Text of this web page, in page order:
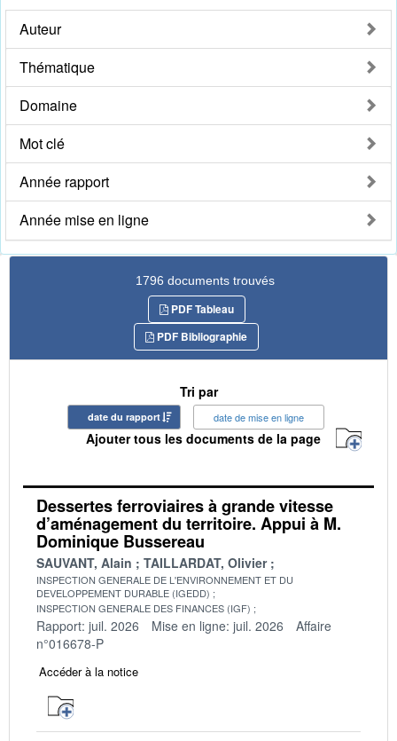
Auteur
Thématique
Domaine
Mot clé
Année rapport
Année mise en ligne
1796 documents trouvés
PDF Tableau
PDF Bibliographie
Tri par
date du rapport date de mise en ligne
Ajouter tous les documents de la page
Dessertes ferroviaires à grande vitesse
d’aménagement du territoire. Appui à M.
Dominique Bussereau
SAUVANT, Alain TAILLARDAT, Olivier
INSPECTION GENERALE DE L'ENVIRONNEMENT ET DU
DEVELOPPEMENT DURABLE (IGEDD)
INSPECTION GENERALE DES FINANCES (IGF)
Rapport: juil. 2026 Mise en ligne: juil. 2026
Affaire
n°016678-P
Accéder à la notice